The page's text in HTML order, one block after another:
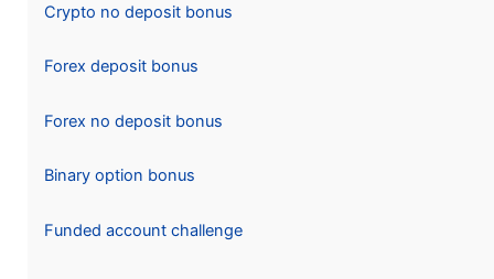
Crypto no deposit bonus
Forex deposit bonus
Forex no deposit bonus
Binary option bonus
Funded account challenge